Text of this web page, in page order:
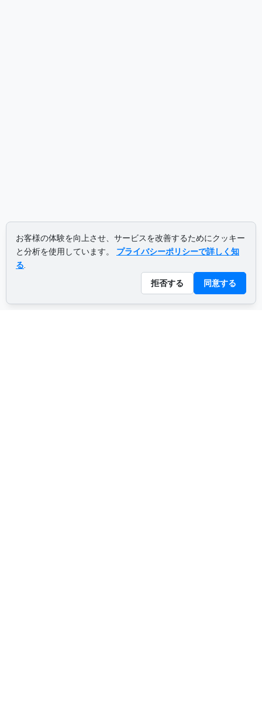
お客様の体験を向上させ、サービスを改善するためにクッキー
と分析を使用しています。
プライバシーポリシーで詳しく知
る.
拒否する
同意する